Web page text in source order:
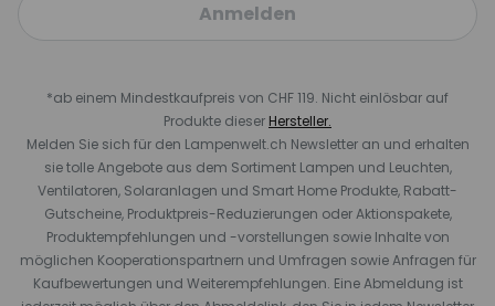
Anmelden
*ab einem Mindestkaufpreis von CHF 119. Nicht einlösbar auf
Produkte dieser Hersteller.
Melden Sie sich für den Lampenwelt.ch Newsletter an und erhalten
sie tolle Angebote aus dem Sortiment Lampen und Leuchten,
Ventilatoren, Solaranlagen und Smart Home Produkte, Rabatt-
Gutscheine, Produktpreis-Reduzierungen oder Aktionspakete,
Produktempfehlungen und -vorstellungen sowie Inhalte von
möglichen Kooperationspartnern und Umfragen sowie Anfragen für
Kaufbewertungen und Weiterempfehlungen. Eine Abmeldung ist